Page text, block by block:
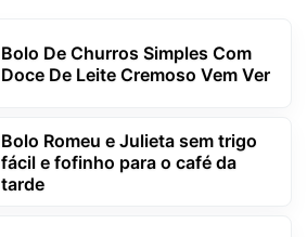
Bolo De Churros Simples Com
Doce De Leite Cremoso Vem Ver
Bolo Romeu e Julieta sem trigo
fácil e fofinho para o café da
tarde